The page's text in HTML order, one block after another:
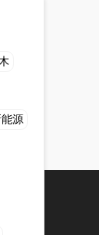
能源